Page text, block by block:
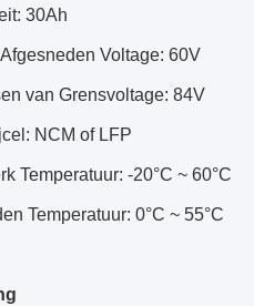
30Ah
Voltage: 60V
van Grensvoltage: 84V
NCM of LFP
Temperatuur: -20°C ~ 60°C
Temperatuur: 0°C ~ 55°C